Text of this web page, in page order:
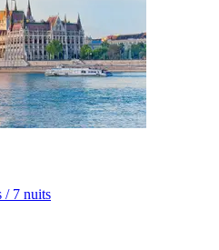
/ 7 nuits